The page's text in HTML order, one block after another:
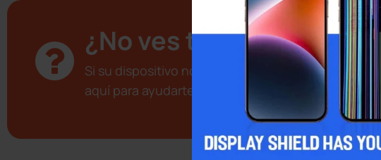
¿No ves tu dispositivo?
Si su dispositivo no aparece en la lista, póngase
aquí para ayudarte a conectarte sin problemas.